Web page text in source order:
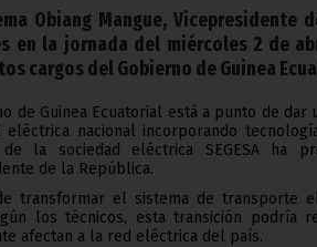
Obiang Mangue,
en la jornada del miércoles 2 de
cargos del Gobierno de Guinea
de Guinea Ecuatorial está a punto de
nacional incorporando
de la sociedad eléctrica SEGESA ha
de la República.
transformar el sistema de transporte
los técnicos, esta transición podría
afectan a la red eléctrica del país.